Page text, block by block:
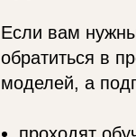
Если вам нужны
обратиться в
моделей, а